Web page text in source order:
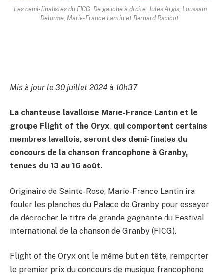
Les demi-finalistes du FICG. De gauche à droite: Jules Argis, Loussam
Delorme, Marie-France Lantin et Bernard Racicot.
Mis à jour le 30 juillet 2024 à 10h37
La chanteuse lavalloise Marie-France Lantin et le
groupe Flight of the Oryx, qui comportent certains
membres lavallois, seront des demi-finales du
concours de la chanson francophone à Granby,
tenues du 13 au 16 août.
Originaire de Sainte-Rose, Marie-France Lantin ira
fouler les planches du Palace de Granby pour essayer
de décrocher le titre de grande gagnante du Festival
international de la chanson de Granby (FICG).
Flight of the Oryx ont le même but en tête, remporter
le premier prix du concours de musique francophone